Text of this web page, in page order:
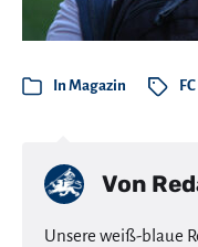
In Magazin
Von
Unsere weiß-blaue